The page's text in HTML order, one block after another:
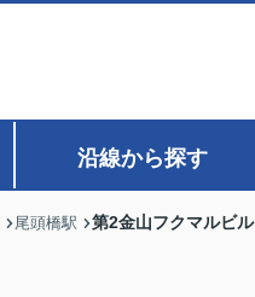
沿線から探す
尾頭橋駅 第2金山フクマルビル